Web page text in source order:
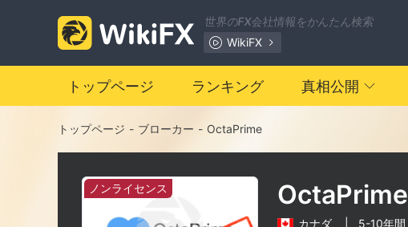
世界のFX会社情報をかんたん検索
WikiFX
トップページ ランキング 真相公開
トップページ - ブローカー - OctaPrime
ノンライセンス OctaPrime
カナダ
5-10年間